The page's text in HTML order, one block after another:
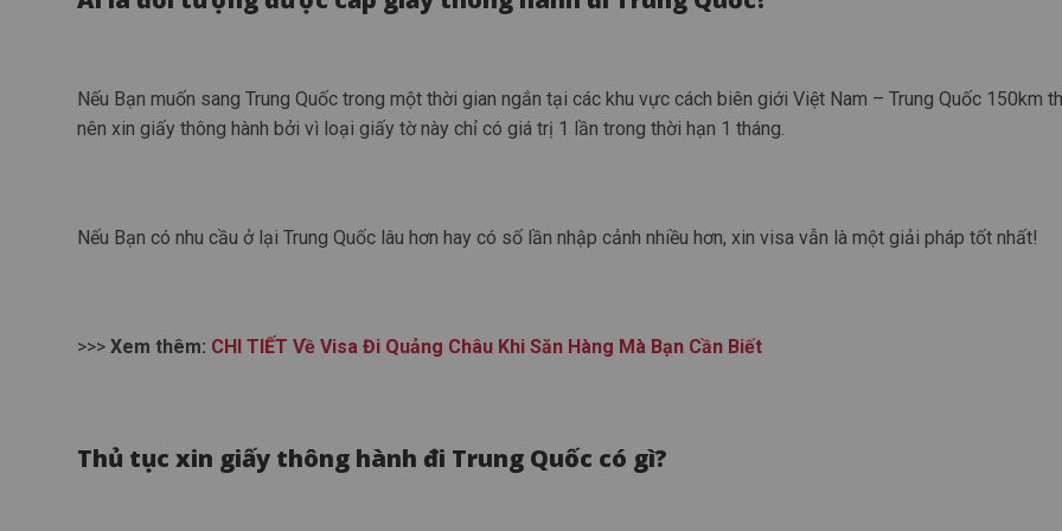
Nếu Bạn muốn sang Trung Quốc trong một thời gian ngắn tại các khu vực cách biên giới Việt Nam – Trung Quốc 150km
nên xin giấy thông hành bởi vì loại giấy tờ này chỉ có giá trị 1 lần trong thời hạn 1 tháng.
Nếu Bạn có nhu cầu ở lại Trung Quốc lâu hơn hay có số lần nhập cảnh nhiều hơn, xin visa vẫn là một giải pháp tốt nhất!
>>>Xem thêm: CHI TIẾT Về Visa Đi Quảng Châu Khi Săn Hàng Mà Bạn Cần Biết
Thủ tục xin giấy thông hành đi Trung Quốc có gì?